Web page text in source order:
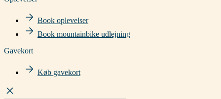
Book oplevelser
Book mountainbike udlejning
Gavekort
Køb gavekort